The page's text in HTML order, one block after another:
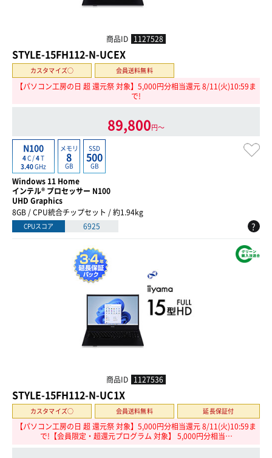
商品ID 1127528
STYLE-15FH112-N-UCEX
カスタマイズ○ 会員送料無料
【パソコン工房の日 超 還元祭 対象】5,000円分相当還元 8/11(火)10:59ま
で!
89,800円〜
N100
4C /4T
3.40GHz
メモリ
8
GB
SSD
500
GB
Windows 11 Home
インテル® プロセッサー N100
UHD Graphics
8GB / CPU統合チップセット / 約1.94kg
CPUスコア 6925 ?
商品ID 1127536
STYLE-15FH112-N-UC1X
カスタマイズ○ 会員送料無料 延長保証付
【パソコン工房の日 超 還元祭 対象】5,000円分相当還元 8/11(火)10:59ま
で!【会員限定・超還元プログラム 対象】 5,000円分相当…